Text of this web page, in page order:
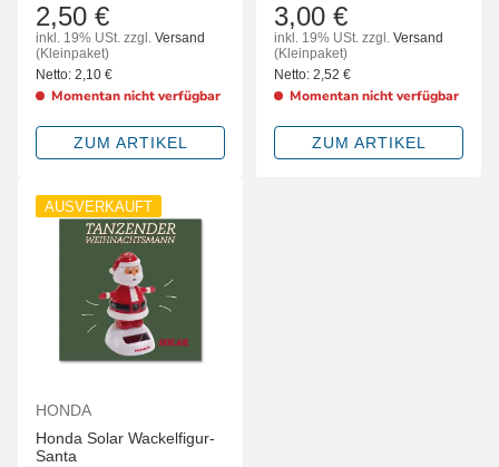
2,50 €
inkl. 19% USt. zzgl. Versand
(Kleinpaket)
Netto: 2,10 €
Momentan nicht verfügbar
ZUM ARTIKEL
3,00 €
inkl. 19% USt. zzgl. Versand
(Kleinpaket)
Netto: 2,52 €
Momentan nicht verfügbar
ZUM ARTIKEL
AUSVERKAUFT
HONDA
Honda Solar Wackelfigur-
Santa